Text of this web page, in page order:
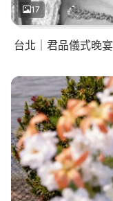
17
台北｜君品儀式晚宴